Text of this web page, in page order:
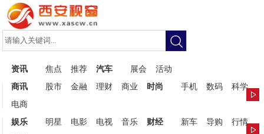
资讯 焦点 推荐 汽车 展会
活动
商讯
股市 金融 理财 商业 时尚 手机 数码
科学
电商
娱乐
明星 电影 电视 音乐 财经 新车 导购
行情